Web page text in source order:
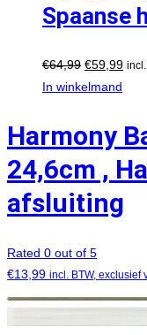
Spaanse
€64,99 €59,99
In winkelmand
Harmony
24,6cm ,
afsluiting
Rated 0 out of 5
€13,99 incl. BTW, exclusief